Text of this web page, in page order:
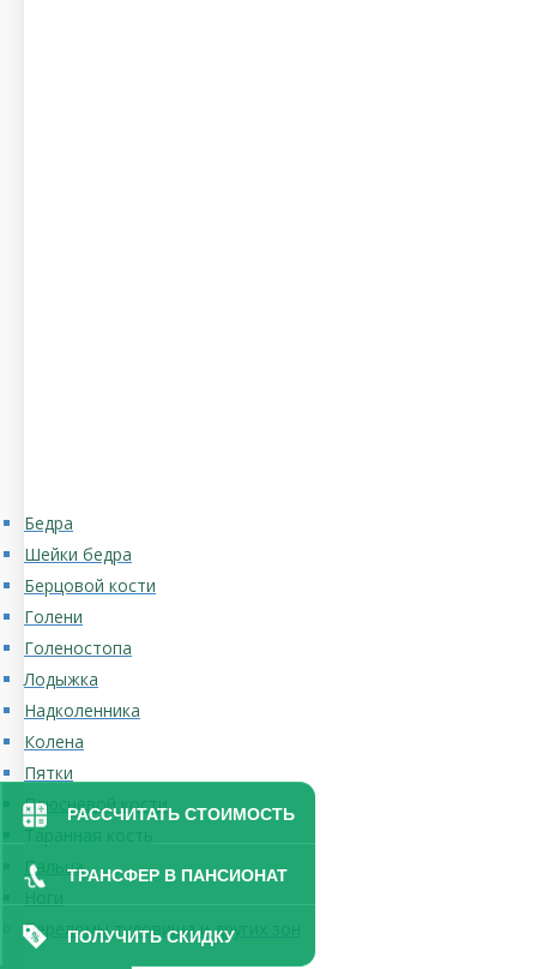
РАССЧИТАТЬ СТОИМОСТЬ
ТРАНСФЕР В ПАНСИОНАТ
ПОЛУЧИТЬ СКИДКУ
Бедра
Шейки бедра
Берцовой кости
Голени
Голеностопа
Лодыжка
Надколенника
Колена
Пятки
Плюсневой кости
Таранная кость
Пальца
Переломы туловища и других зон